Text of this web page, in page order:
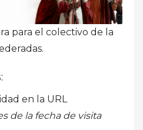
para el colectivo de la
en la URL
de la fecha de visita